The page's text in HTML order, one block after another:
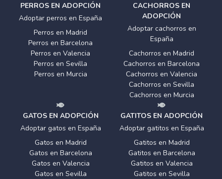
PERROS EN ADOPCIÓN
Adoptar perros en España
Perros en Madrid
Perros en Barcelona
Perros en Valencia
Perros en Sevilla
Perros en Murcia
CACHORROS EN
ADOPCIÓN
Adoptar cachorros en
España
Cachorros en Madrid
Cachorros en Barcelona
Cachorros en Valencia
Cachorros en Sevilla
Cachorros en Murcia
GATOS EN ADOPCIÓN
Adoptar gatos en España
Gatos en Madrid
Gatos en Barcelona
Gatos en Valencia
Gatos en Sevilla
GATITOS EN ADOPCIÓN
Adoptar gatitos en España
Gatitos en Madrid
Gatitos en Barcelona
Gatitos en Valencia
Gatitos en Sevilla